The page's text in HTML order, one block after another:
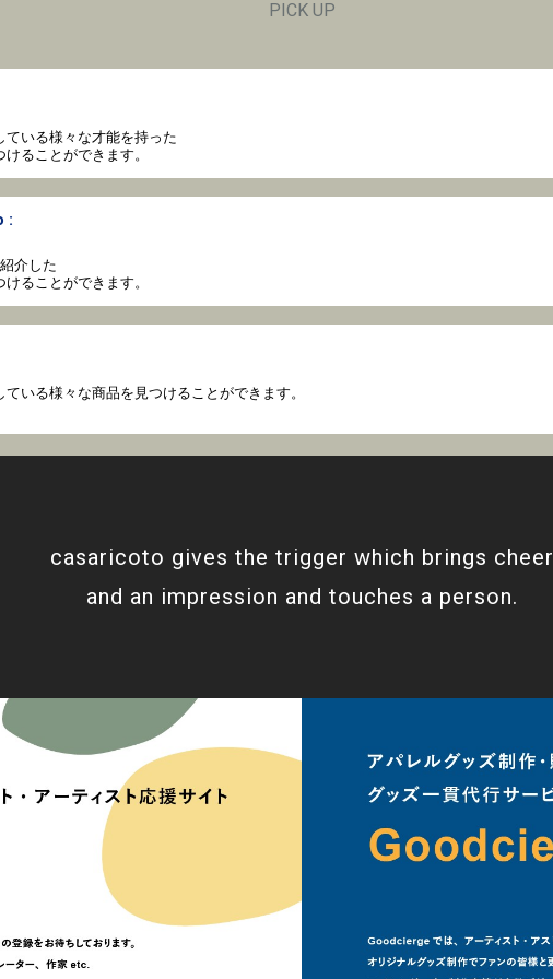
PICK UP
いる様々な才能を持った
ることができます。
:
介した
ることができます。
いる様々な商品を見つけることができます。
casaricoto gives the trigger which brings cheer
and an impression and touches a person.